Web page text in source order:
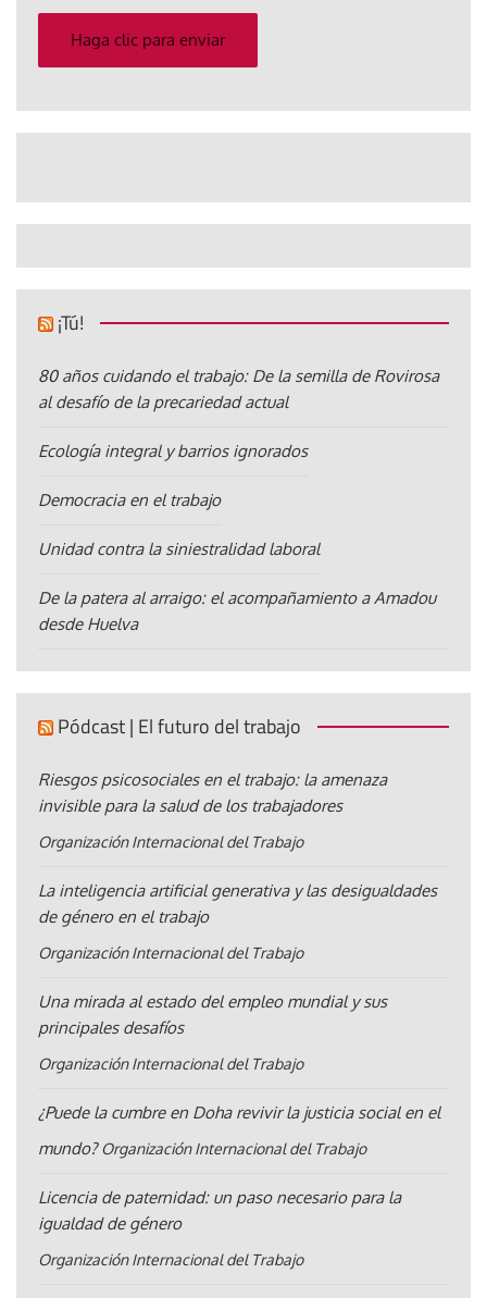
electrónico
Haga clic para enviar
¡Tú!
80 años cuidando el trabajo: De la semilla de Rovirosa
al desafío de la precariedad actual
Ecología integral y barrios ignorados
Democracia en el trabajo
Unidad contra la siniestralidad laboral
De la patera al arraigo: el acompañamiento a Amadou
desde Huelva
Pódcast | El futuro del trabajo
Riesgos psicosociales en el trabajo: la amenaza
invisible para la salud de los trabajadores
Organización Internacional del Trabajo
La inteligencia artificial generativa y las desigualdades
de género en el trabajo
Organización Internacional del Trabajo
Una mirada al estado del empleo mundial y sus
principales desafíos
Organización Internacional del Trabajo
¿Puede la cumbre en Doha revivir la justicia social en el
mundo? Organización Internacional del Trabajo
Licencia de paternidad: un paso necesario para la
igualdad de género
Organización Internacional del Trabajo